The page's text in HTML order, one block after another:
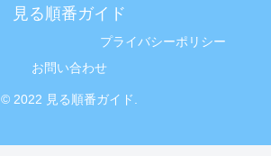
見る順番ガイド
プライバシーポリシー
お問い合わせ
© 2022 見る順番ガイド.